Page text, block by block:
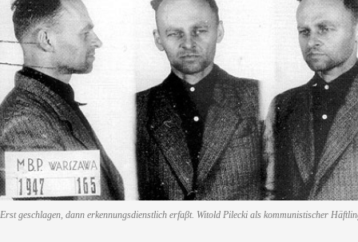
Erst geschlagen, dann erkennungsdienstlich erfaβt. Witold Pilecki als kommunistischer